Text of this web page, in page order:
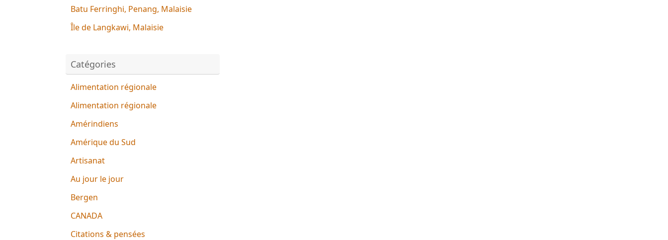
Batu Ferringhi, Penang, Malaisie
Île de Langkawi, Malaisie
Catégories
Alimentation régionale
Alimentation régionale
Amérindiens
Amérique du Sud
Artisanat
Au jour le jour
Bergen
CANADA
Citations & pensées